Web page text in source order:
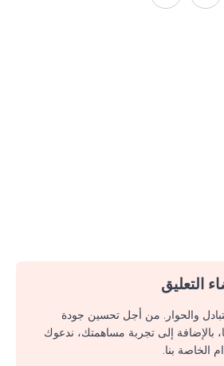
التعليق
والحوار. من أجل تحسين جودة
بالإضافة إلى تجربة مساهمتك، ندعوك
الخاصة بنا.